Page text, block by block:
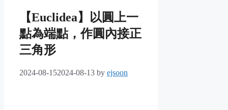
【Euclidea】以圓上一
點為端點，作圓內接正
三角形
2024-08-152024-08-13 by ejsoon